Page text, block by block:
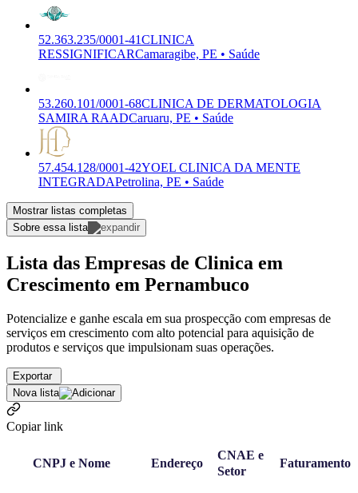
52.363.235/0001-41CLINICA
RESSIGNIFICARCamaragibe, PE • Saúde
53.260.101/0001-68CLINICA DE DERMATOLOGIA
SAMIRA RAADCaruaru, PE • Saúde
57.454.128/0001-42YOEL CLINICA DA MENTE
INTEGRADAPetrolina, PE • Saúde
Mostrar listas completas
Sobre essa lista
Lista das Empresas de Clinica em
Crescimento em Pernambuco
Potencialize e ganhe escala em sua prospecção com empresas de
serviços em crescimento com alto potencial para aquisição de
produtos e serviços que impulsionam suas operações.
Exportar
Nova lista
Copiar link
CNPJ e Nome Endereço
CNAE e
Setor
Faturamento